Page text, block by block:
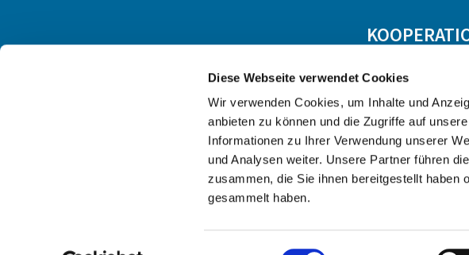
Diese Webseite verwendet Cookies
Wir verwenden Cookies, um Inhalte und
anbieten zu können und die Zugriffe auf
Informationen zu Ihrer Verwendung unserer
und Analysen weiter. Unsere Partner führen
zusammen, die Sie ihnen bereitgestellt haben
gesammelt haben.
Einwilligungsauswahl
Ev. KG Hasselroth